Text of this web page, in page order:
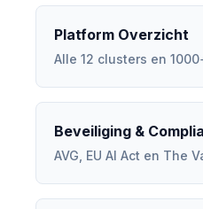
Platform Overzicht
Alle 12 clusters en
Beveiliging &
AVG, EU AI Act en The